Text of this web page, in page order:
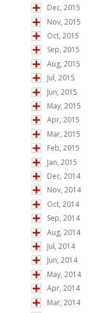
Dec, 2015
Nov, 2015
Oct, 2015
Sep, 2015
Aug, 2015
Jul, 2015
Jun, 2015
May, 2015
Apr, 2015
Mar, 2015
Feb, 2015
Jan, 2015
Dec, 2014
Nov, 2014
Oct, 2014
Sep, 2014
Aug, 2014
Jul, 2014
Jun, 2014
May, 2014
Apr, 2014
Mar, 2014